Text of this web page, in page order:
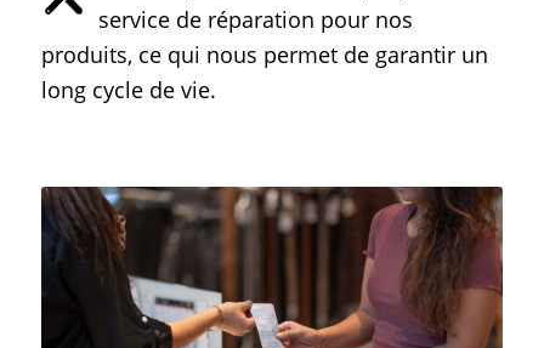
service de réparation pour nos
produits, ce qui nous permet de garantir un
long cycle de vie.